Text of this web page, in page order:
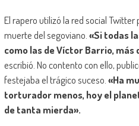
El rapero utilizó la red social
muerte del segoviano. «Si todas
como las de Víctor Barrio, más
escribió. No contento con ello,
festejaba el trágico suceso. «Ha
torturador menos, hoy el
de tanta mierda».